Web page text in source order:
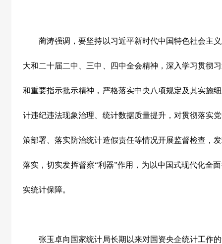
蔺涛强调，要坚持以习近平新时代中国特色社会主义
大和二十届二中、三中、四中全会精神，深入学习贯彻
和重要指示批示精神，严格落实中央八项规定及其实施
计违纪违法现象治理、统计数据质量提升，对贯彻落实
策部署、落实防治统计造假责任等情况开展监督检查，
落实，切实发挥督察“利器”作用，为以中国式现代化全
实统计保障。
张玉卓向国家统计局长期以来对国资央企统计工作的